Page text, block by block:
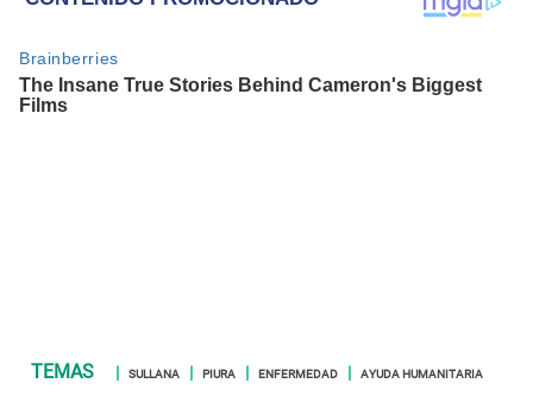
SULLANA PIURA ENFERMEDAD AYUDA HUMANITARIA